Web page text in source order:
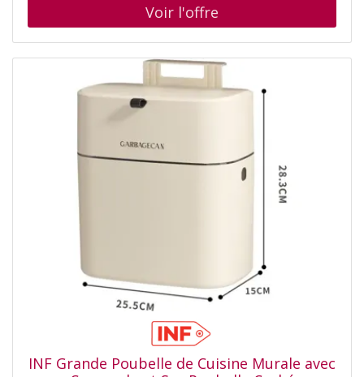
compact est parfait pour les petites cuisines, les
appartements ou tout espace limité. En la suspendant à
la porte d'un placard ou au mur, vous libérez de l'espace
au sol précieux, rendant votre cuisine plus organisée et
efficace. Cette poubelle est idéale pour jeter les restes
de nourriture, les emballages et autres petits déchets,
gardant vos plans de travail propres et dégagés. Son
cuisine, offrant une solution de gestion des déchets
pratique et élégante. Elle est parfaite pour les cuisines
modernes et fonctionnelles. Double ouverture pratique:
Profitez de la flexibilité des options de double ouverture
différentes situations. Utilisez le couvercle relevable pour
jeter rapidement de petits objets, ou faites glisser le
couvercle pour les déchets plus volumineux. Cette
polyvalence la rend facile à utiliser dans diverses tâches
de cuisine, de la préparation des repas au nettoyage
après la cuisson. La conception à double ouverture vous
assure de toujours trouver le moyen le plus pratique de
jeter les déchets, améliorant ainsi votre expérience
INF Grande Poubelle de Cuisine Murale avec